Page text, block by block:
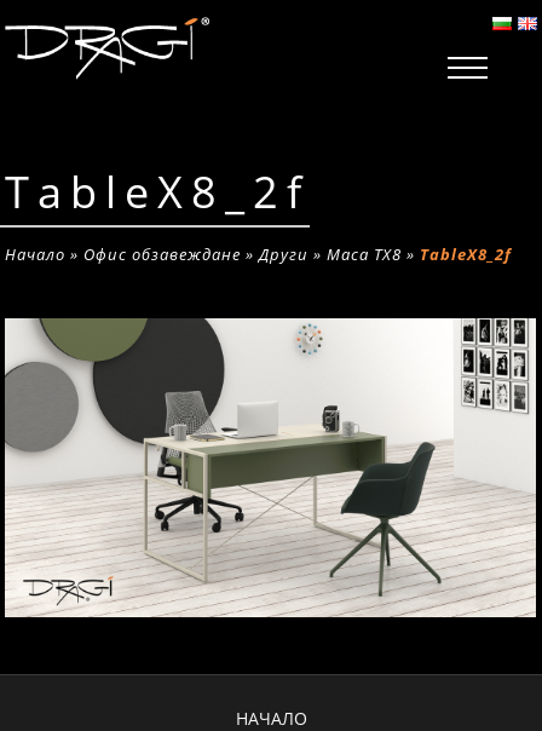
TableX8_2f
Начало » Офис обзавеждане »Други »Маса TX8 » TableX8_2f
НАЧАЛО